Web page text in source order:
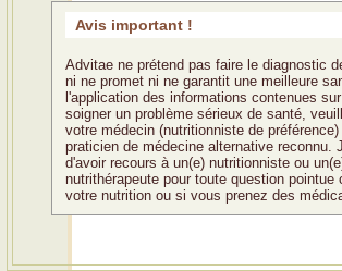
Avis important !
Advitae ne prétend pas faire le diagnostic
ni ne promet ni ne garantit une meilleure
l'application des informations contenues
soigner un problème sérieux de santé,
votre médecin (nutritionniste de préférence)
praticien de médecine alternative reconnu.
d'avoir recours à un(e) nutritionniste ou
nutrithérapeute pour toute question pointue
votre nutrition ou si vous prenez des